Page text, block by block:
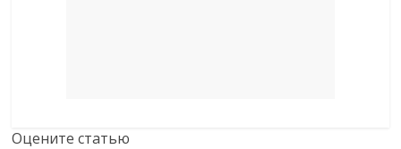
Оцените статью